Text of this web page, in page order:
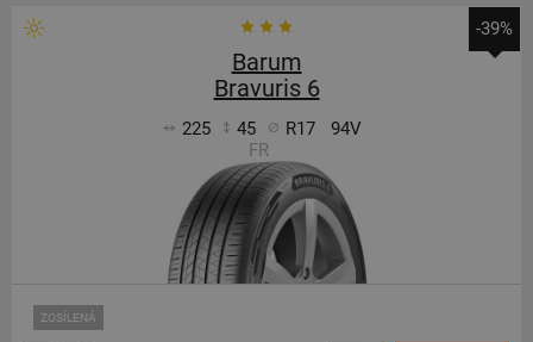
-39%
Barum
Bravuris 6
225 45 R17
94V
FR
ZOSÍLENÁ